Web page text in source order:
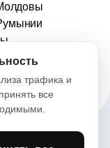
трафика и
все